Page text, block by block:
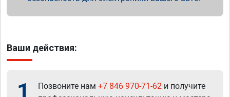
Ваши действия:
1 Позвоните нам +7 846 970-71-62 и получите